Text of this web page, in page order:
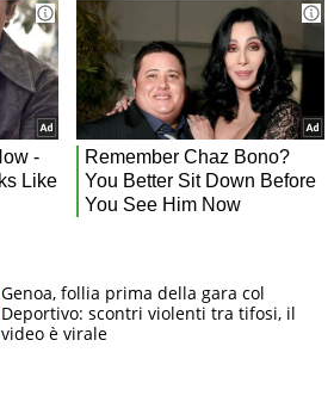
Genoa, follia prima della gara col
Deportivo: scontri violenti tra tifosi, il
video è virale